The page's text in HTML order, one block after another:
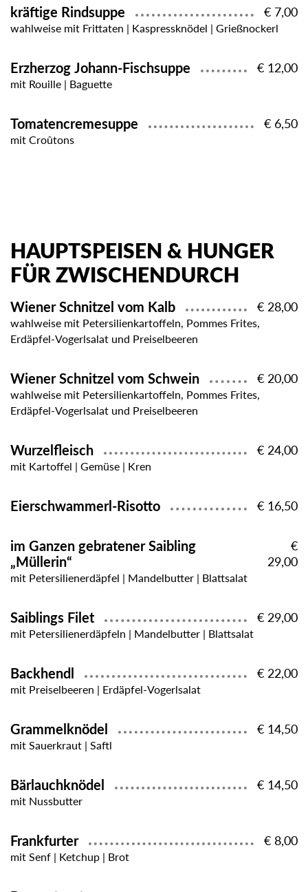
kräftige Rindsuppe € 7,00
wahlweise mit Frittaten | Kaspressknödel | Grießnockerl
Erzherzog Johann-Fischsuppe € 12,00
mit Rouille | Baguette
Tomatencremesuppe € 6,50
mit Croûtons
HAUPTSPEISEN & HUNGER
FÜR ZWISCHENDURCH
Wiener Schnitzel vom Kalb € 28,00
wahlweise mit Petersilienkartoffeln, Pommes Frites,
Erdäpfel-Vogerlsalat und Preiselbeeren
Wiener Schnitzel vom Schwein € 20,00
wahlweise mit Petersilienkartoffeln, Pommes Frites,
Erdäpfel-Vogerlsalat und Preiselbeeren
Wurzelfleisch € 24,00
mit Kartoffel | Gemüse | Kren
Eierschwammerl-Risotto € 16,50
im Ganzen gebratener Saibling
„Müllerin“
€
29,00
mit Petersilienerdäpfel | Mandelbutter | Blattsalat
Saiblings Filet € 29,00
mit Petersilienerdäpfeln | Mandelbutter | Blattsalat
Backhendl € 22,00
mit Preiselbeeren | Erdäpfel-Vogerlsalat
Grammelknödel € 14,50
mit Sauerkraut | Saftl
Bärlauchknödel € 14,50
mit Nussbutter
Frankfurter € 8,00
mit Senf | Ketchup | Brot